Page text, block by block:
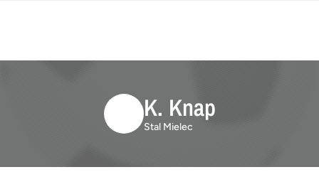
K. Knap
Stal Mielec